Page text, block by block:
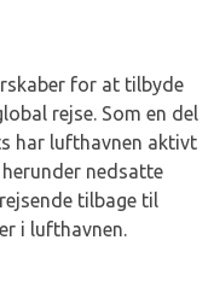
for at tilbyde
rejse. Som en del
har lufthavnen aktivt
nedsatte
tilbage til
i lufthavnen.